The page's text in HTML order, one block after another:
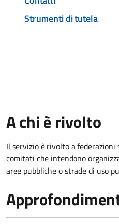
Strumenti di tutela
A chi è rivolto
Il servizio è rivolto a
comitati che intendono
aree pubbliche o strade di uso